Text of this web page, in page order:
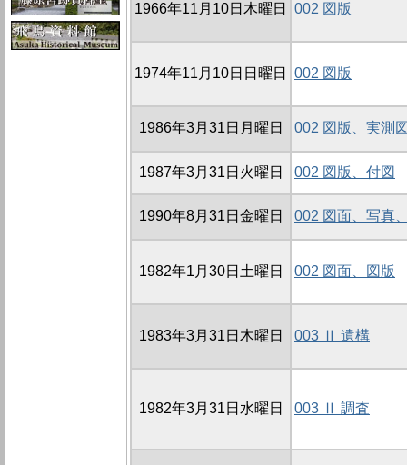
1966年11月10日木曜日 002 図版
1974年11月10日日曜日 002 図版
1986年3月31日月曜日 002 図版、実測
1987年3月31日火曜日 002 図版、付図
1990年8月31日金曜日 002 図面、写真
1982年1月30日土曜日 002 図面、図版
1983年3月31日木曜日 003 Ⅱ 遺構
1982年3月31日水曜日 003 Ⅱ 調査